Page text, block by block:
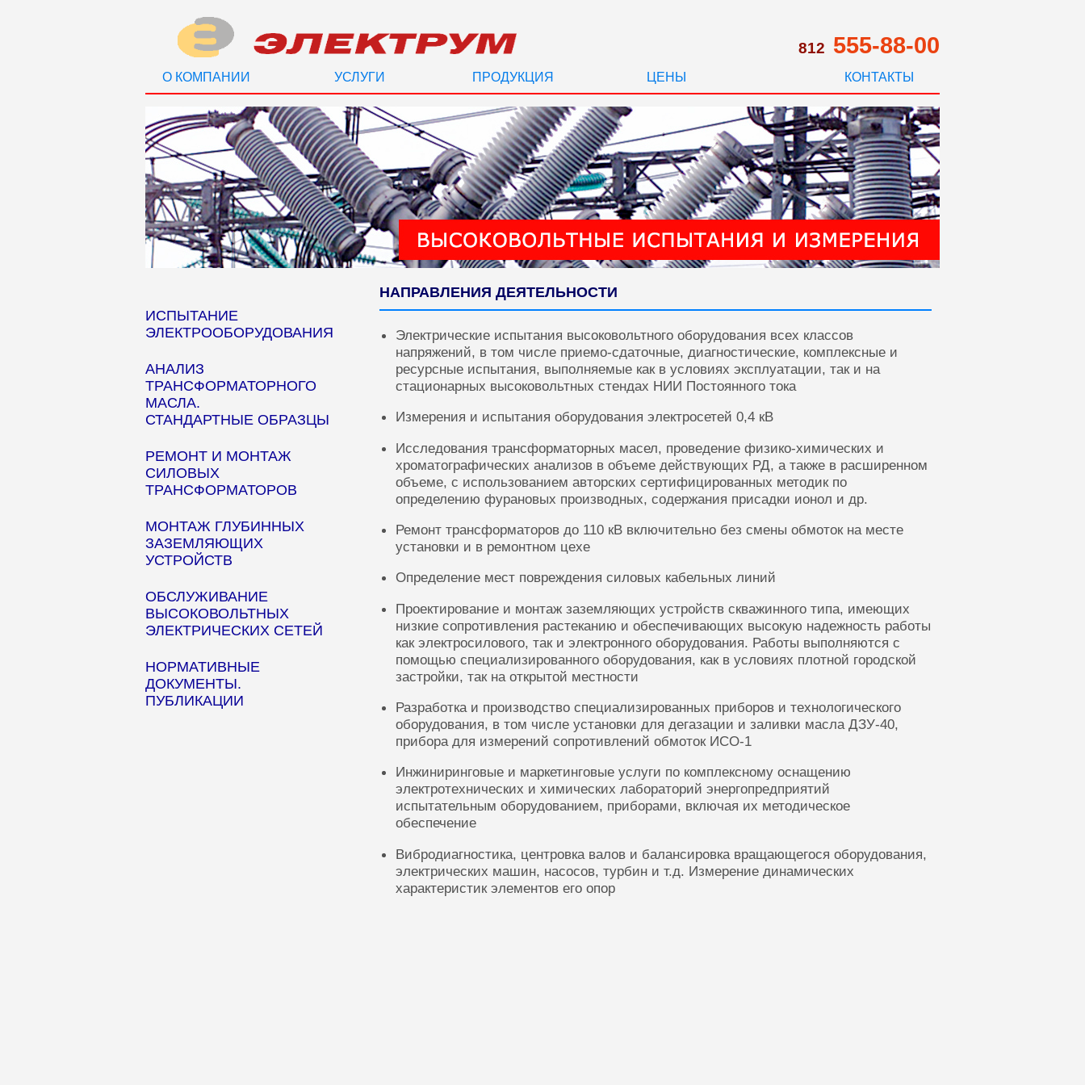
812 555-88-00
О КОМПАНИИ УСЛУГИ ПРОДУКЦИЯ ЦЕНЫ КОНТАКТЫ
ИСПЫТАНИЕ
ЭЛЕКТРООБОРУДОВАНИЯ
АНАЛИЗ
ТРАНСФОРМАТОРНОГО
МАСЛА.
СТАНДАРТНЫЕ ОБРАЗЦЫ
РЕМОНТ И МОНТАЖ
СИЛОВЫХ
ТРАНСФОРМАТОРОВ
МОНТАЖ ГЛУБИННЫХ
ЗАЗЕМЛЯЮЩИХ
УСТРОЙСТВ
ОБСЛУЖИВАНИЕ
ВЫСОКОВОЛЬТНЫХ
ЭЛЕКТРИЧЕСКИХ СЕТЕЙ
НОРМАТИВНЫЕ
ДОКУМЕНТЫ.
ПУБЛИКАЦИИ
НАПРАВЛЕНИЯ ДЕЯТЕЛЬНОСТИ
Электрические испытания высоковольтного оборудования всех классов
напряжений, в том числе приемо-сдаточные, диагностические, комплексные и
ресурсные испытания, выполняемые как в условиях эксплуатации, так и на
стационарных высоковольтных стендах НИИ Постоянного тока
Измерения и испытания оборудования электросетей 0,4 кВ
Исследования трансформаторных масел, проведение физико-химических и
хроматографических анализов в объеме действующих РД, а также в расширенном
объеме, с использованием авторских сертифицированных методик по
определению фурановых производных, содержания присадки ионол и др.
Ремонт трансформаторов до 110 кВ включительно без смены обмоток на месте
установки и в ремонтном цехе
Определение мест повреждения силовых кабельных линий
Проектирование и монтаж заземляющих устройств скважинного типа, имеющих
низкие сопротивления растеканию и обеспечивающих высокую надежность работы
как электросилового, так и электронного оборудования. Работы выполняются с
помощью специализированного оборудования, как в условиях плотной городской
застройки, так на открытой местности
Разработка и производство специализированных приборов и технологического
оборудования, в том числе установки для дегазации и заливки масла ДЗУ-40,
прибора для измерений сопротивлений обмоток ИСО-1
Инжиниринговые и маркетинговые услуги по комплексному оснащению
электротехнических и химических лабораторий энергопредприятий
испытательным оборудованием, приборами, включая их методическое
обеспечение
Вибродиагностика, центровка валов и балансировка вращающегося оборудования,
электрических машин, насосов, турбин и т.д. Измерение динамических
характеристик элементов его опор